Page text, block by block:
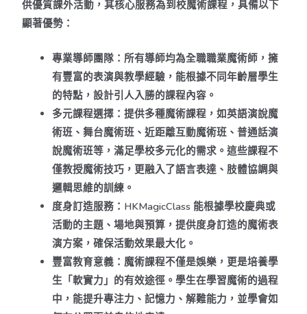
供優質課外活動，其核心服務為到校魔術課程，具備以下
顯著優勢：
專業導師團隊 ：所有導師均為全職職業魔術師，擁
有豐富的表演與教學經驗，能根據不同年齡層學生
的特點，設計引人入勝的課程內容。
多元課程選擇 ：提供多種魔術課程，如英語演說魔
術班、舞台魔術班、近距離互動魔術班、普通話演
說魔術班等，滿足學校多元化的需求。這些課程不
僅教授魔術技巧，更融入了語言表達、肢體協調與
邏輯思維的訓練。
度身訂造服務 ：HKMagicClass 能根據學校慶典或
活動的主題、場地與預算，提供度身訂造的魔術表
演方案，確保活動效果最大化。
豐富教育意義 ：魔術課程不僅是娛樂，更是培養學
生「軟實力」的有效途徑。學生在學習魔術的過程
中，能提升專注力、記憶力、解難能力，並學會如